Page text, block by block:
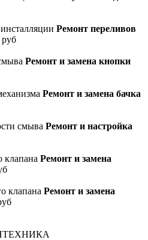
Ремонт переливов
руб
Ремонт и замена кнопки
Ремонт и замена бачка
Ремонт и настройка
Ремонт и замена
Ремонт и замена